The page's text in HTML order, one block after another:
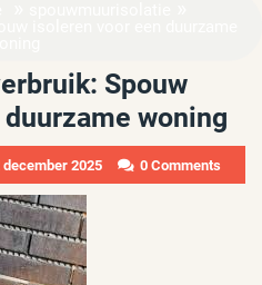
Spouw
woning
december 2025 0 Comments